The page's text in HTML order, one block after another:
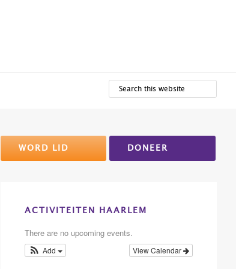
THIS
WEBSITE
Primary
Sidebar
WORD LID DONEER
ACTIVITEITEN HAARLEM
There are no upcoming events.
View Calendar
Add